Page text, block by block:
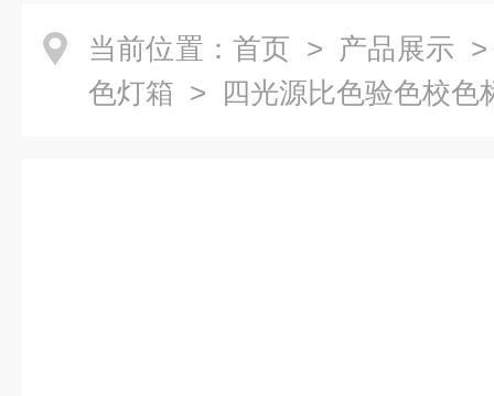
当前位置： 首页 > 产品展示
色灯箱 > 四光源比色验色校色